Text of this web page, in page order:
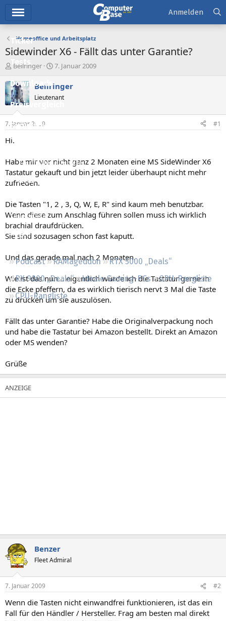
Ticker
Tests
Downloads
Preisvergleich
Forum
Aktuelles
Empfohlene Inhalte
Neue Beiträge
Leserartikel
Regeln
Podcast RAMageddon
RTX 5000 „Deals“
RX 9000 „Deals“
Ideale Gaming-PCs
GPU-Rangliste
CPU-Rangliste
Anmelden
Homeoffice und Arbeitsplatz
Sidewinder X6 - Fällt das unter Garantie?
E
s
t
e
e
Bellringer
E
s
e
t
7. Januar 2009
Bellringer
Lieutenant
7. Januar 2009 #1
Hi.
Habe mir vor nicht ganz 2 Monaten eine MS SideWinder X6
Tastatur gekauft und bin jetzt leider überhaupt nicht mehr
zufrieden.
Die Tasten "1, 2 , 3, Q, W, E, R" sind kaum meh benutzbar.
Wenn diese zum Anschlag führen sollen muss ich wirklich
brachial draufdrücken.
Sie sind sozusagen schon fast kaputt.
Und das gerade mal nach 2 Monaten.
Wie ist das nun... eigentlich würde ich die Tastatur gerne in
die Ecke pfeffern, da es wirklich tierisch nervt 3 Mal die Taste
zu drücken um sie auszulösen.
Fällt das unter Garantie? Habe die Originalverpackung noch
und habe die Tastatur bei Amazon bestellt. Direkt an Amazon
oder MS wenden?
Grüße
Benzer
Fleet Admiral
7. Januar 2009 #2
Wenn die Tasten nicht einwandfrei funktionieren, ist das ein
Fall für den Händler / Hersteller. Frag am besten mal direkt